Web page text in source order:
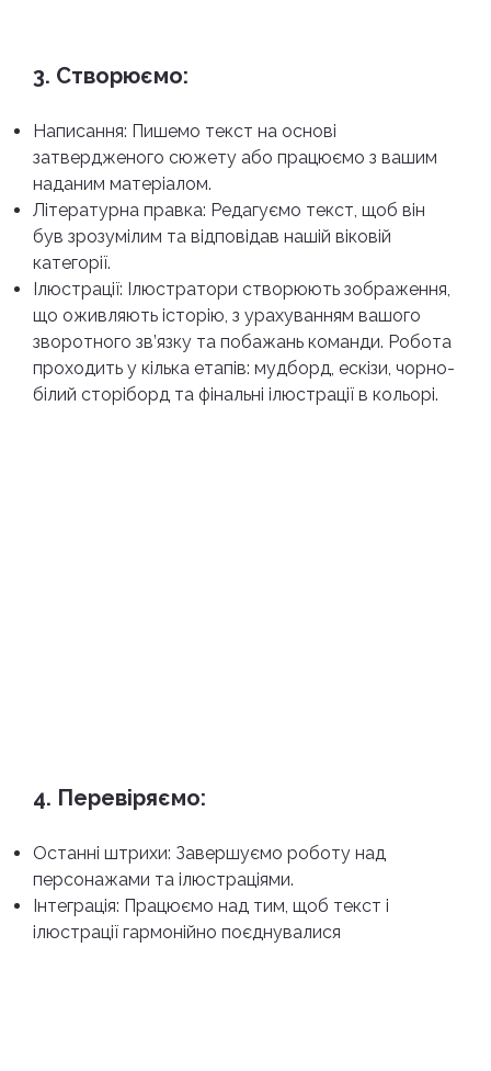
Написання: Пишемо текст на основі
затвердженого сюжету або працюємо з вашим
наданим матеріалом.
Літературна правка: Редагуємо текст, щоб він
був зрозумілим та відповідав нашій віковій
категорії.
Ілюстрації: Ілюстратори створюють зображення,
що оживляють історію, з урахуванням вашого
зворотного зв’язку та побажань команди. Робота
проходить у кілька етапів: мудборд, ескізи, чорно-
білий сторіборд та фінальні ілюстрації в кольорі.
3. Створюємо:
Останні штрихи: Завершуємо роботу над
персонажами та ілюстраціями.
Інтеграція: Працюємо над тим, щоб текст і
ілюстрації гармонійно поєднувалися
4. Перевіряємо: